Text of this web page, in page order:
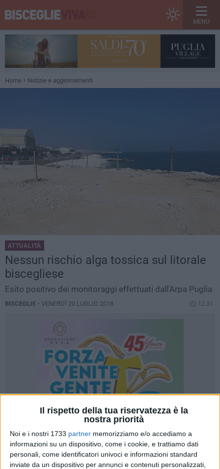
Il rispetto della tua riservatezza è la
nostra priorità
Noi e i nostri 1733 partner memorizziamo e/o accediamo a
informazioni su un dispositivo, come i cookie, e trattiamo dati
personali, come identificatori univoci e informazioni standard
inviate da un dispositivo per annunci e contenuti personalizzati,
MENU
Home Notizie e aggiornamenti
ATTUALITÀ
Nessun rischio alga tossica sul litorale
biscegliese
Esito positivo dei monitoraggi effettuati dall'Arpa Puglia
BISCEGLIE - VENERDÌ 20 LUGLIO 2018 12.31